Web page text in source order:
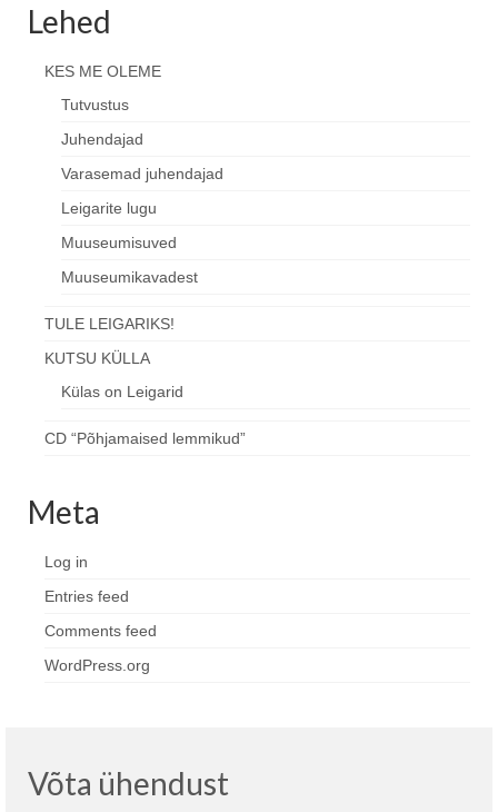
Lehed
KES ME OLEME
Tutvustus
Juhendajad
Varasemad juhendajad
Leigarite lugu
Muuseumisuved
Muuseumikavadest
TULE LEIGARIKS!
KUTSU KÜLLA
Külas on Leigarid
CD “Põhjamaised lemmikud”
Meta
Log in
Entries feed
Comments feed
WordPress.org
Võta ühendust